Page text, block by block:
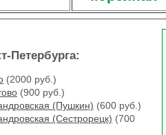
Петербурга:
(2000 руб.)
(900 руб.)
(Пушкин) (600 руб.)
(Сестрорецк) (700